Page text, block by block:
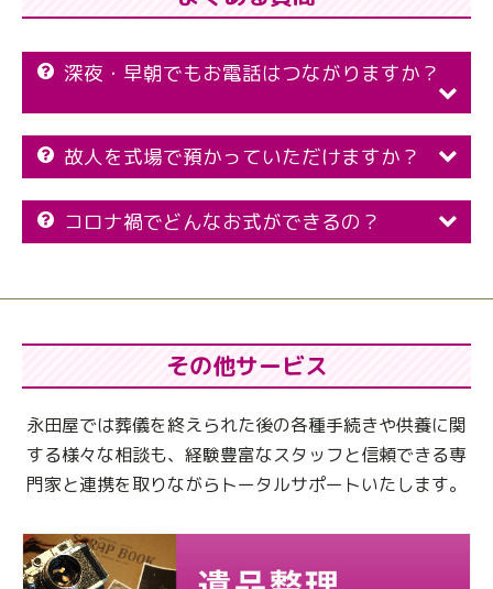
深夜・早朝でもお電話はつながりますか？
故人を式場で預かっていただけますか？
コロナ禍でどんなお式ができるの？
その他サービス
永田屋では葬儀を終えられた後の各種手続きや供養に関
する様々な相談も、 経験豊富なスタッフと信頼できる専
門家と連携を取りながらトータルサポートいたします。